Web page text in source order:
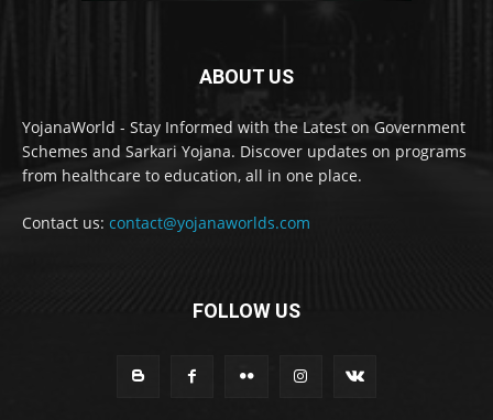
ABOUT US
YojanaWorld - Stay Informed with the Latest on Government
Schemes and Sarkari Yojana. Discover updates on programs
from healthcare to education, all in one place.
Contact us: contact@yojanaworlds.com
FOLLOW US